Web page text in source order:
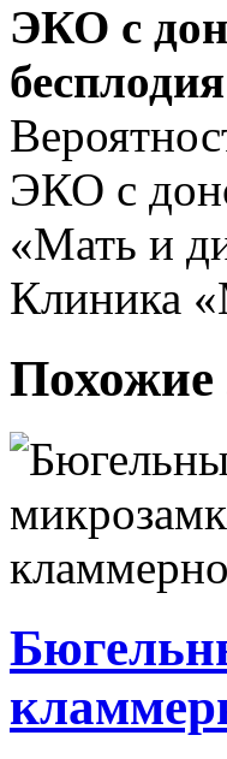
ЭКО с
бесплодия
ЭКО с
«Мать и
Клиника
Похожие